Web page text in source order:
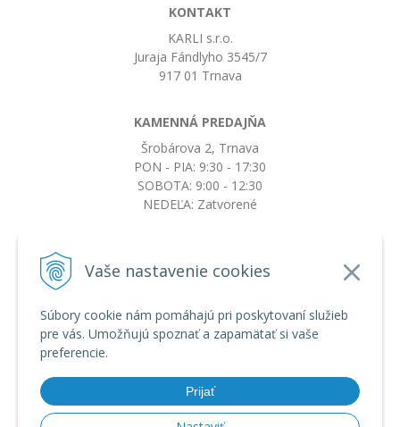
Vaše nastavenie cookies
Súbory cookie nám pomáhajú pri poskytovaní služieb
pre vás. Umožňujú spoznať a zapamätať si vaše
preferencie.
Prijať
KONTAKT
KARLI s.r.o.
Juraja Fándlyho 3545/7
917 01 Trnava
KAMENNÁ PREDAJŇA
Šrobárova 2, Trnava
PON - PIA: 9:30 - 17:30
SOBOTA: 9:00 - 12:30
NEDEĽA: Zatvorené
objednavky@botkydorobotky.sk
VŠETKO O NÁKUPE
Ochrana osobných údajov
Možnosti dopravy a platby